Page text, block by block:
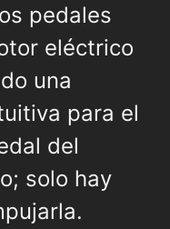
pedales
eléctrico
una
para el
del
solo hay